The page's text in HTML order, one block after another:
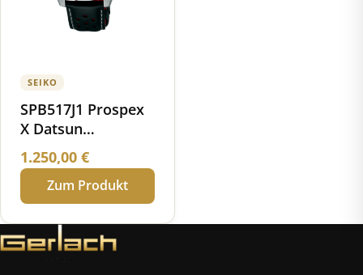
SEIKO
SPB517J1 Prospex
X Datsun
Speedtimer
Automatik Limited
Edition
1.250,00 €
Zum Produkt